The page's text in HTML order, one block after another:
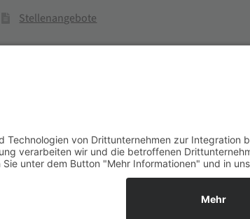
Stellenangebote
Partner im Landhandel für hochwertige
Preise entsprechen dem bisherigen Preis in